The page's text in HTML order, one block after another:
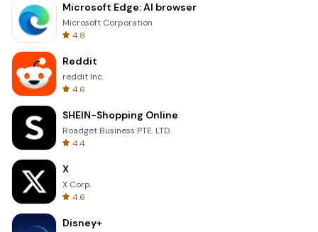
Microsoft Edge: AI browser
Microsoft Corporation
4.8
Reddit
reddit Inc.
4.6
SHEIN-Shopping Online
Roadget Business PTE. LTD.
4.4
X
X Corp.
4.6
Disney+